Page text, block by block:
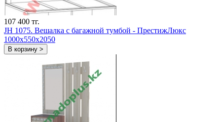
107 400 тг.
JH 1075. Вешалка с багажной тумбой - ПрестижЛюкс
1000х550х2050
В корзину >